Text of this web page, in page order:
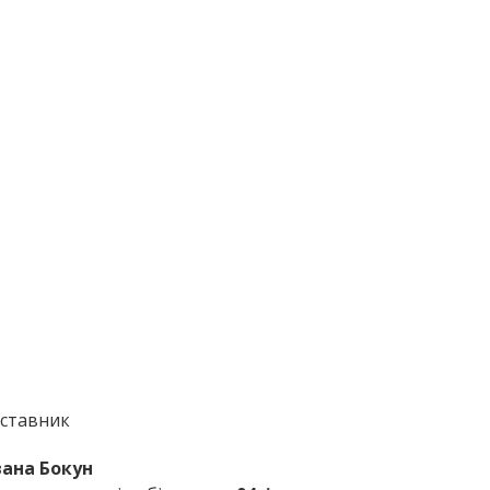
Бокун